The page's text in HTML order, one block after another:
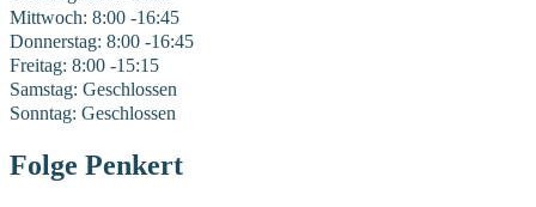
Mittwoch: 8:00 -16:45
Donnerstag: 8:00 -16:45
Freitag: 8:00 -15:15
Samstag: Geschlossen
Sonntag: Geschlossen
Folge Penkert